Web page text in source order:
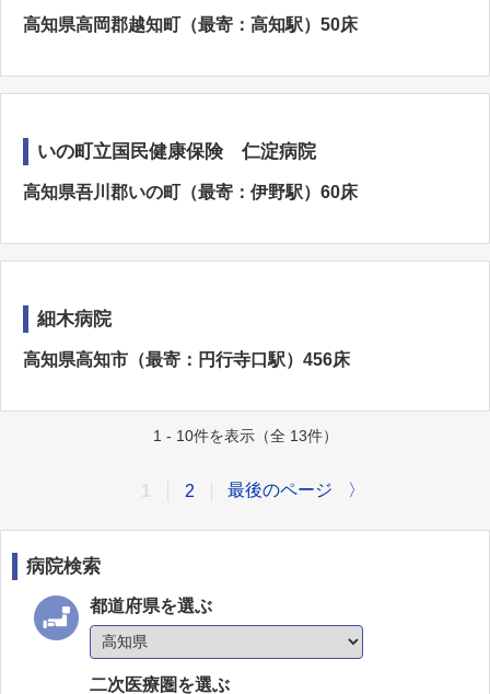
高知県高岡郡越知町（最寄：高知駅）50床
いの町立国民健康保険 仁淀病院
高知県吾川郡いの町（最寄：伊野駅）60床
細木病院
高知県高知市（最寄：円行寺口駅）456床
1 - 10件を表示（全 13件）
2 最後のページ 〉
病院検索
都道府県を選ぶ
二次医療圏を選ぶ